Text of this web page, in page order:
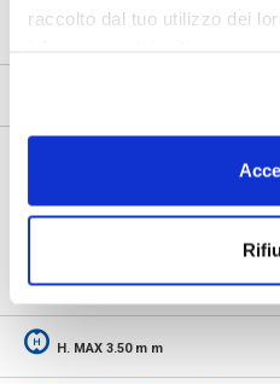
raccolto dal tuo utilizzo dei
📍 Destinazioni servite:
Luna Park Città di Roma
H. MAX 3.50 m m